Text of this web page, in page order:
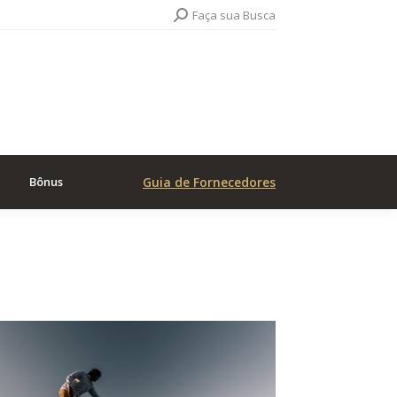
Search:Faça sua Busca
Bônus Guia de Fornecedores